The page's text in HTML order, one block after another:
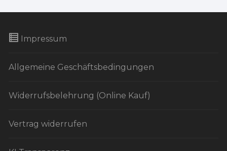
Impressum
Allgemeine Geschäftsbedingungen
Widerrufsbelehrung (Online Kauf)
Vertrag widerrufen